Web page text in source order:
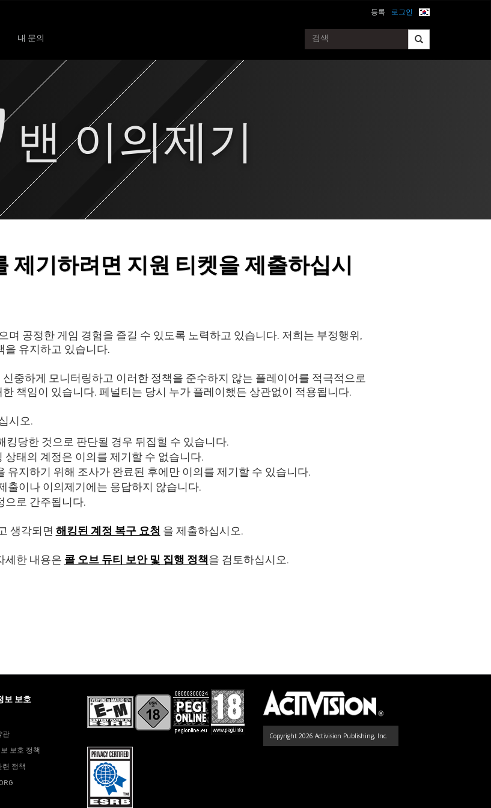
로그인
등록
내 문의
밴 이의제기
제기하려면 지원 티켓을 제출하십시
며 공정한 게임 경험을 즐길 수 있도록 노력하고 있습니다. 저희는 부정행위,
을 유지하고 있습니다.
중하게 모니터링하고 이러한 정책을 준수하지 않는 플레이어를 적극적으로
책임이 있습니다. 페널티는 당시 누가 플레이했든 상관없이 적용됩니다.
시오.
킹당한 것으로 판단될 경우 뒤집힐 수 있습니다.
태의 계정은 이의를 제기할 수 없습니다.
유지하기 위해 조사가 완료된 후에만 이의를 제기할 수 있습니다.
출이나 이의제기에는 응답하지 않습니다.
으로 간주됩니다.
생각되면 해킹된 계정 복구 요청 을 제출하십시오.
세한 내용은 콜 오브 듀티 보안 및 집행 정책을 검토하십시오.
보 보호
관
보호 정책
련 정책
Copyright 2026 Activision Publishing, Inc.